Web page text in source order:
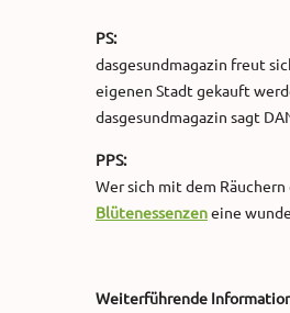
PS:
dasgesundmagazin freut
eigenen Stadt gekauft
dasgesundmagazin sagt
PPS:
Wer sich mit dem
Blütenessenzeneine
Weiterführende